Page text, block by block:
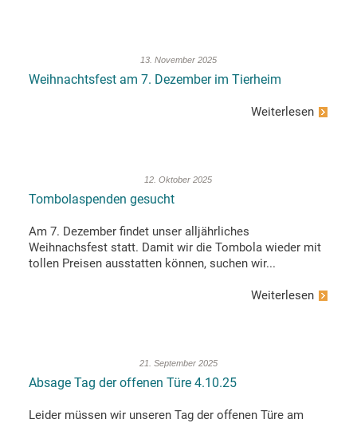
13. November 2025
Weihnachtsfest am 7. Dezember im Tierheim
Weiterlesen
12. Oktober 2025
Tombolaspenden gesucht
Am 7. Dezember findet unser alljährliches
Weihnachsfest statt. Damit wir die Tombola wieder mit
tollen Preisen ausstatten können, suchen wir...
Weiterlesen
21. September 2025
Absage Tag der offenen Türe 4.10.25
Leider müssen wir unseren Tag der offenen Türe am